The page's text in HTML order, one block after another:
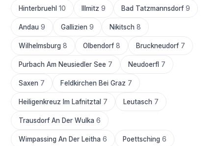
Hinterbruehl 10 Illmitz 9 Bad Tatzmannsdorf 9
Andau 9 Gallizien 9 Nikitsch 8
Wilhelmsburg 8 Olbendorf 8 Bruckneudorf 7
Purbach Am Neusiedler See 7 Neudoerfl 7
Saxen 7 Feldkirchen Bei Graz 7
Heiligenkreuz Im Lafnitztal 7 Leutasch 7
Trausdorf An Der Wulka 6
Wimpassing An Der Leitha 6 Poettsching 6